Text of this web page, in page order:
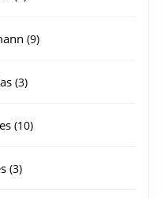
99
33
1010
33